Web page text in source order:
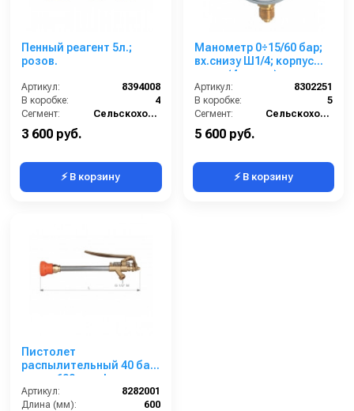
Пенный реагент 5л.;
розов.
Артикул:
8394008
В коробке:
4
Сегмент:
Сельскохозяйственный сегмент
3 600 руб.
⚡ В корзину
Манометр 0÷15/60 бар;
вх.снизу Ш1/4; корпус
нерж. (4 цвета)
Артикул:
8302251
В коробке:
5
Сегмент:
Сельскохозяйственный сегмент
5 600 руб.
⚡ В корзину
Пистолет
распылительный 40 бар,
копье 600 мм, форсунка
1,5 мм, вход Ш1/2
Артикул:
8282001
Длина (мм):
600